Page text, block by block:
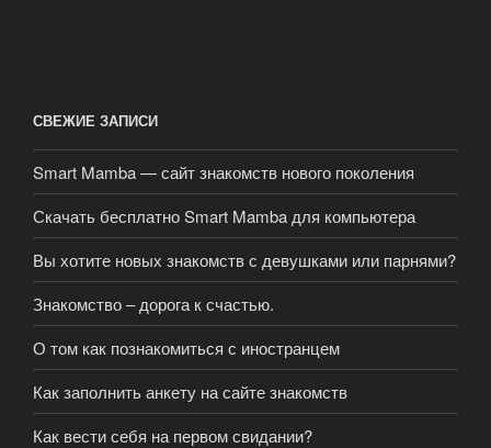
СВЕЖИЕ ЗАПИСИ
Smart Mamba — сайт знакомств нового поколения
Скачать бесплатно Smart Mamba для компьютера
Вы хотите новых знакомств с девушками или парнями?
Знакомство – дорога к счастью.
О том как познакомиться с иностранцем
Как заполнить анкету на сайте знакомств
Как вести себя на первом свидании?